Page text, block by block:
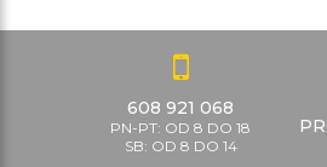
608 921 068
PN-PT: OD 8 DO 18
SB: OD 8 DO 14